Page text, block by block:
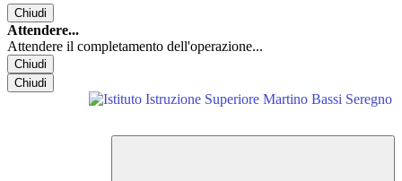
Chiudi
Attendere...
Attendere il completamento dell'operazione...
Chiudi
Chiudi